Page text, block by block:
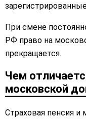
При смене
РФ право на
прекращается.
Чем
московской
Страховая пенсия и